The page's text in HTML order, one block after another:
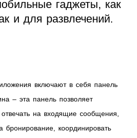
гаджеты, как
и для развлечений.
включают в себя панель
– эта панель позволяет
на входящие сообщения,
бронирование, координировать